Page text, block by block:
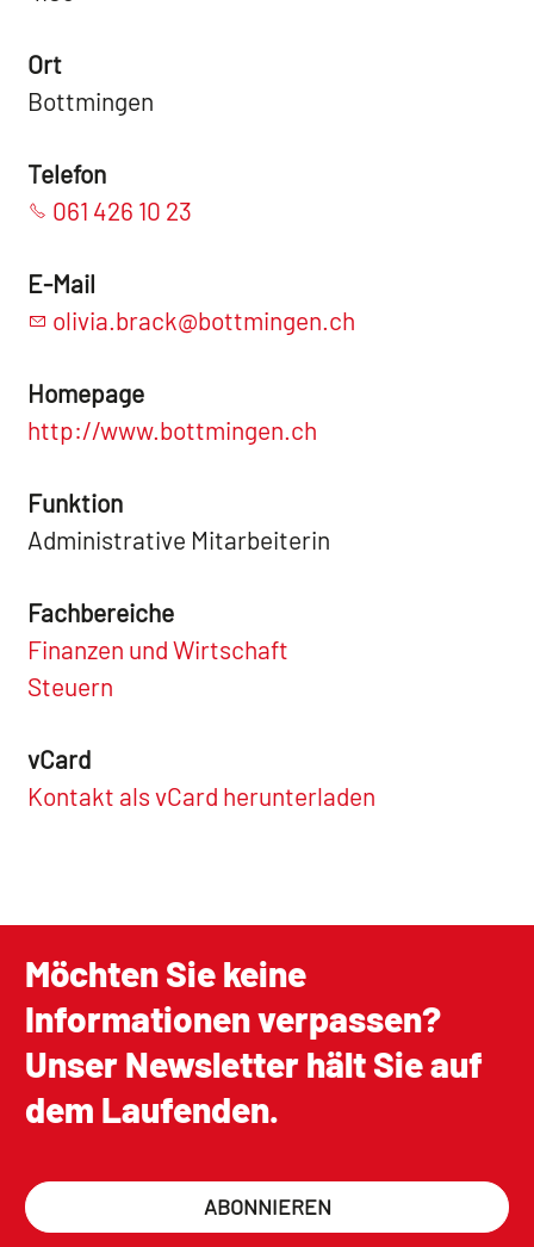
Ort
Bottmingen
Telefon
061 426 10 23
E-Mail
olivia.brack@bottmingen.ch
Homepage
http://www.bottmingen.ch
Funktion
Administrative Mitarbeiterin
Fachbereiche
Finanzen und Wirtschaft
Steuern
vCard
Kontakt als vCard herunterladen
Möchten Sie keine
Informationen verpassen?
Unser Newsletter hält Sie auf
dem Laufenden.
ABONNIEREN